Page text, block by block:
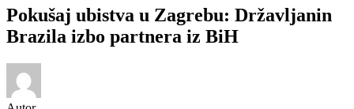
Pokušaj ubistva u Zagrebu: Državljanin
Brazila izbo partnera iz BiH